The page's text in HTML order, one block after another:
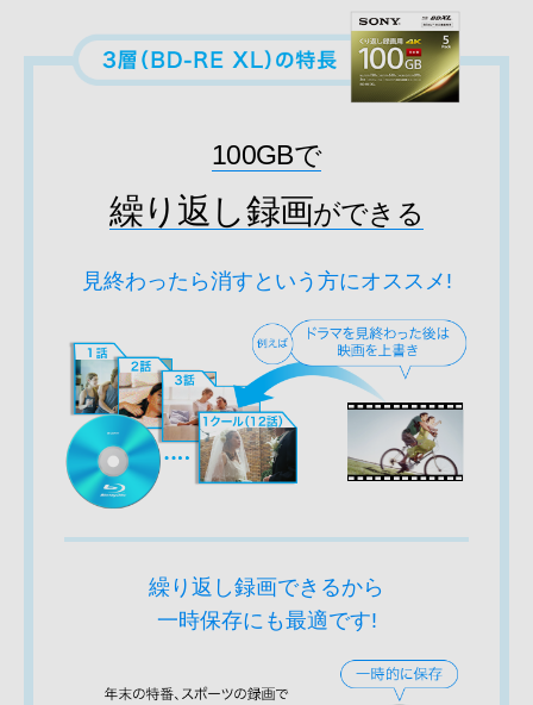
100GBで
繰り返し録画ができる
見終わったら消すという方にオススメ!
繰り返し録画できるから
一時保存にも最適です!